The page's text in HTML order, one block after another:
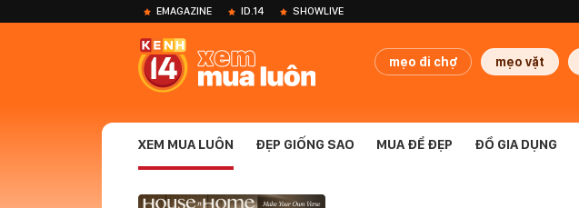
EMAGAZINE ID.14 SHOWLIVE
mẹo đi chợ mẹo vặt
XEM MUA LUÔN ĐẸP GIỐNG SAO MUA ĐỂ ĐẸP ĐỒ GIA DỤNG